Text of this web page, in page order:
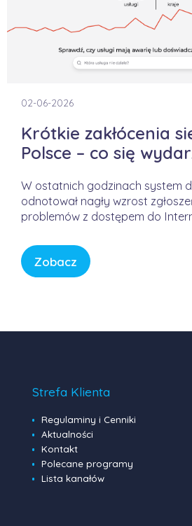
02-06-2026
Krótkie zakłócenia
Polsce – co się
W ostatnich godzinach system
odnotował nagły wzrost
problemów z dostępem do
FORWEB, lecz wynikała z
globalnej infrastrukturze
Internet przypomina sieć
Zobacz
Strefa Klienta
Regulaminy i Cenniki
Aktualności
Kontakt
Polecane programy
Lista kanałów